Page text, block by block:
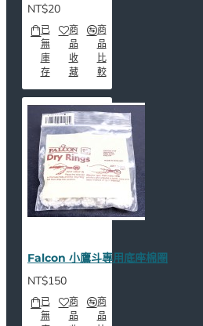
NT$20
已
無
庫
存
商
品
收
藏
商
品
比
較
Falcon 小鷹斗專用底座棉圈
NT$150
已
無
商
品
商
品